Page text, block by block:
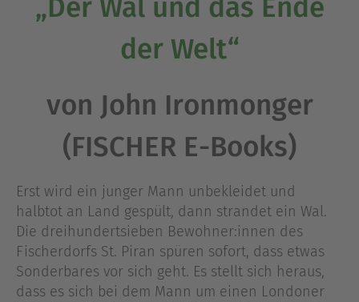
„Der Wal und das Ende
der Welt“
von John Ironmonger
(FISCHER E-Books)
Erst wird ein junger Mann unbekleidet und
halbtot an Land gespült, dann strandet ein Wal.
Die dreihundertsieben Bewohner:innen des
Fischerdorfs St. Piran spüren sofort, dass etwas
Sonderbares vor sich geht. Es stellt sich heraus,
dass es sich bei dem Mann um einen Londoner